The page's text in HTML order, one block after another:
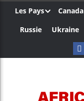
Les Pays Canada
Russie
Ukraine